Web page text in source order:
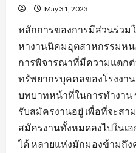
May 31, 2023
หลักการของการมีส่วนร่วม
หางานนิคมอุตสาหกรรมห
การพิจารณาที่มีความแตกต่
ทรัพยากรบุคคลของโรงงา
บทบาทหน้าที่ในการทำงาน
รับสมัครงานอยู่ เพื่อที่จะสา
สมัครงานทั้งหมดลงไปในเ
ได้ หลายแห่งมักมองข้ามถึ